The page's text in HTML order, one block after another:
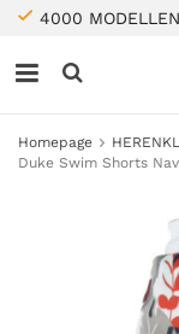
4000 MODELLEN
Homepage
Duke Swim Shorts